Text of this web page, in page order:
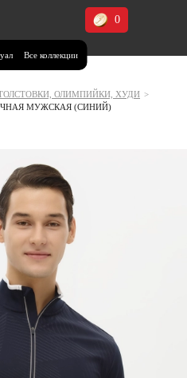
Все коллекции
0
ОЛИМПИЙКИ, ХУДИ >
МУЖСКАЯ (СИНИЙ)